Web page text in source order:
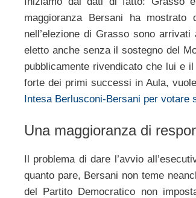
maggioranza Bersani ha
nell’elezione di Grasso sono
eletto anche senza il sostegno del
pubblicamente rivendicato che lui e
forte dei primi successi in Aula,
Intesa Berlusconi-Bersani per votare
Una maggioranza di
Il problema di dare l’avvio
quanto pare, Bersani non teme
del Partito Democratico non